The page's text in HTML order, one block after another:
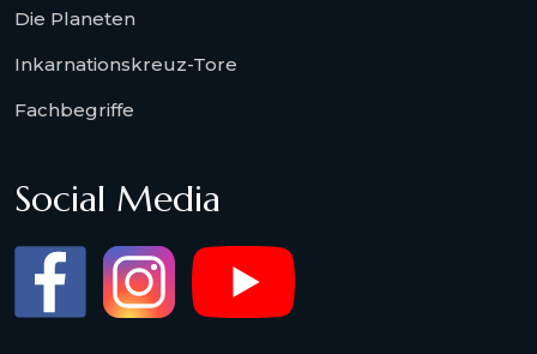
Die Planeten
Inkarnationskreuz-Tore
Fachbegriffe
Social Media